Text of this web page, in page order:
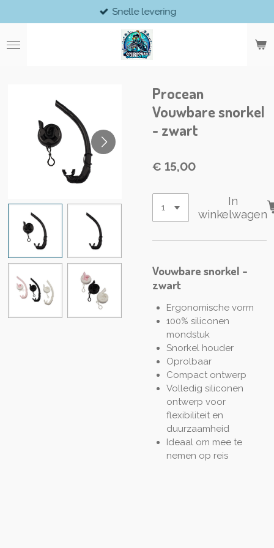
direct
naar
de
Snelle levering
Procean
Vouwbare snorkel
- zwart
€ 15,00
In
winkelwagen
Vouwbare snorkel -
zwart
Ergonomische vorm
100% siliconen
mondstuk
Snorkel houder
Oprolbaar
Compact ontwerp
Volledig siliconen
ontwerp voor
flexibiliteit en
duurzaamheid
Ideaal om mee te
nemen op reis